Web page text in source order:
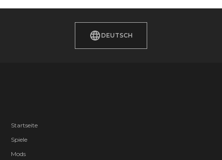
DEUTSCH
Startseite
Spiele
Mods